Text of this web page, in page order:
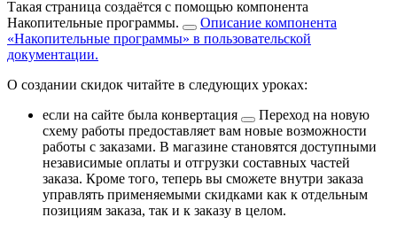
Такая страница создаётся с помощью компонента
Накопительные программы.
Описание компонента
«Накопительные программы» в пользовательской
документации.
О создании скидок читайте в следующих уроках:
если на сайте была конвертация
Переход на новую
схему работы предоставляет вам новые возможности
работы с заказами. В магазине становятся доступными
независимые оплаты и отгрузки составных частей
заказа. Кроме того, теперь вы сможете внутри заказа
управлять применяемыми скидками как к отдельным
позициям заказа, так и к заказу в целом.